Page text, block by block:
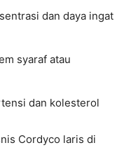
dan daya ingat
syaraf atau
dan kolesterol
Cordyco laris di